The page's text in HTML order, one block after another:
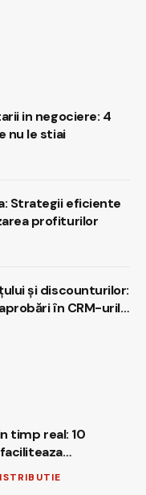
in negociere: 4
nu le stiai
Strategii eficiente
profiturilor
și discounturilor:
în CRM-urile
timp real: 10